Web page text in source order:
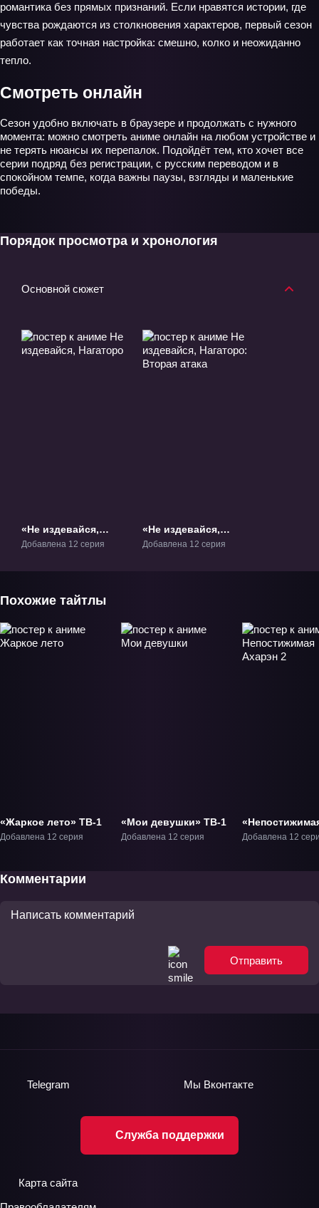
романтика без прямых признаний. Если нравятся истории, где
чувства рождаются из столкновения характеров, первый сезон
работает как точная настройка: смешно, колко и неожиданно
тепло.
Смотреть онлайн
Сезон удобно включать в браузере и продолжать с нужного
момента: можно смотреть аниме онлайн на любом устройстве и
не терять нюансы их перепалок. Подойдёт тем, кто хочет все
серии подряд без регистрации, с русским переводом и в
спокойном темпе, когда важны паузы, взгляды и маленькие
победы.
Порядок просмотра и хронология
Основной сюжет
«Не издевайся,
Нагаторо» ТВ-1
Добавлена 12 серия
«Не издевайся,
Нагаторо: Вторая
Добавлена 12 серия
Похожие тайтлы
«Жаркое лето» ТВ-1
Добавлена 12 серия
«Мои девушки» ТВ-1
Добавлена 12 серия
Ахарэн 2» ТВ-2
Добавлена 12
Комментарии
Отправить
Служба поддержки
Telegram Мы Вконтакте
Карта сайта